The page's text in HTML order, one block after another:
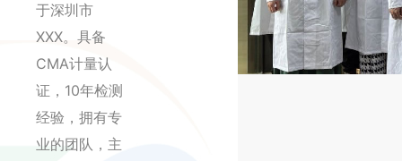
于深圳市
XXX。具备
CMA计量认
证，10年检测
经验，拥有专
业的团队，主